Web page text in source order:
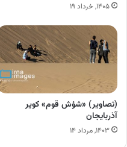
۱۴۰۵, خرداد ۱۹
(تصاویر) «شؤش قوم» کویر
آذربایجان
۱۴۰۳, مرداد ۱۴